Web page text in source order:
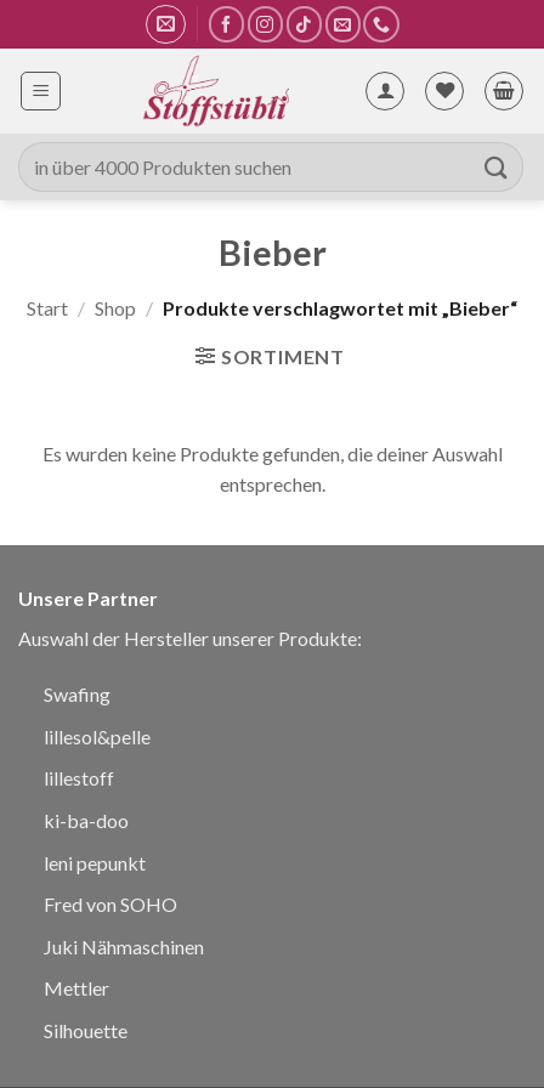
Inhalt
springen
Suche
nach:
Bieber
Start / Shop / Produkte verschlagwortet mit „Bieber“
SORTIMENT
Es wurden keine Produkte gefunden, die deiner Auswahl
entsprechen.
Unsere Partner
Auswahl der Hersteller unserer Produkte:
Swafing
lillesol&pelle
lillestoff
ki-ba-doo
leni pepunkt
Fred von SOHO
Juki Nähmaschinen
Mettler
Silhouette